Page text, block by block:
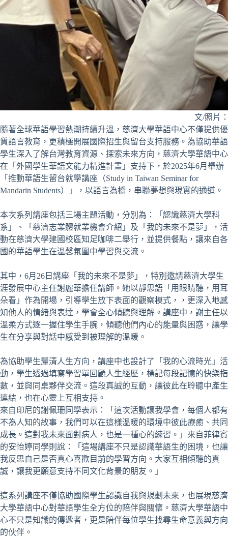
文/照片
隨著全球華語學習熱潮持續升溫，慈濟大學華語中心不僅提供優
質語言教育，更積極開展國際招生與留台支持服務。為協助華語
學生深入了解台灣教育資源、探索未來方向，慈濟大學華語中心
在「外國學生華語文能力精進計畫」支持下，於2025年6月舉辦
「推動華語生留台就學講座（Study in Taiwan Seminar for
Mandarin Students）」，以語言為橋，串聯夢想與現實的通道。
本次系列講座包括三場主題活動，分別為：「認識慈濟大學科
系」、「慈濟志業體就業機會介紹」及「我的未來不是夢」，活
動在慈濟大學建國校區知足咖啡二舉行，並提供餐點，讓來自各
國的華語學生在溫馨氛圍中學習與交流。
其中，6月26日講座「我的未來不是夢」，特別邀請慈濟大學生
涯發展中心主任謝麗華擔任講師。她以靜思語「用眼睛聽，用耳
朵看」作為開場，引導學生放下表面的觀察模式，，更深入地感
知他人的情緒與表達，學會全心傾聽與理解。講座中，謝主任以
溫柔方式逐一握住學生手腕，傾聽他們內心的能量與困惑，讓學
生在分享與對話中感受到被理解的溫暖。
為協助學生釐清人生方向，講座中也設計了「我的心流時光」活
動，學生透過填寫學習單回顧人生經歷，標記每段記憶的快樂指
數，並與同桌夥伴交流。這段真誠的互動，讓彼此在聆聽中產生
連結，也在心靈上互相支持。
來自印尼的謝佩珊同學表示：「這次活動讓我學會，每個人都有
不為人知的故事，我們可以在這樣溫暖的環境中彼此療癒、共同
成長。這對我未來面對病人，也是一種心的練習。」來自菲律賓
的安怡婷同學則說：「這場講座不只是認識華語生的困境，也讓
我反思自己是否真心喜歡目前的學習方向。大家互相傾聽的真
誠，讓我更願意支持不同文化背景的朋友。」
這系列講座不僅協助國際學生認識自我與規劃未來，也展現慈濟
大學華語中心對華語學生全方位的陪伴與關懷。慈濟大學華語中
心不只是知識的傳遞者，更是陪伴每位學生找尋生命意義與方向
的伙伴。